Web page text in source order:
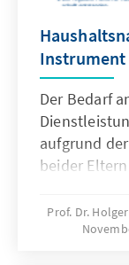
Instrument
Der Bedarf
aufgrund
beider
Dienste
Prof. Dr.